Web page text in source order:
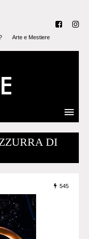
Arte e Mestiere
DI
545